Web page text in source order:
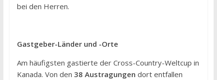
bei den Herren.
Gastgeber-Länder und -Orte
Am häufigsten gastierte der Cross-Country-Weltcup in
Kanada. Von den 38 Austragungen dort entfallen